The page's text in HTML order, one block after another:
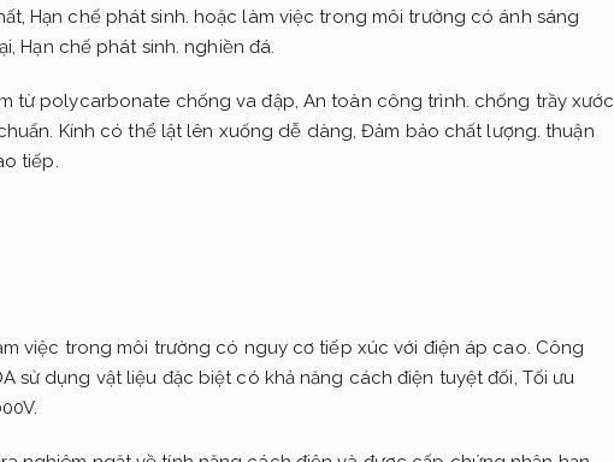
Hạn chế phát sinh. hoặc làm việc trong môi trường có ánh sáng
Hạn chế phát sinh. nghiền đá.
từ polycarbonate chống va đập, An toàn công trình. chống trầy xước
Kính có thể lật lên xuống dễ dàng,Đảm bảo chất lượng. thuận
tiếp.
việc trong môi trường có nguy cơ tiếp xúc với điện áp cao. Công
sử dụng vật liệu đặc biệt có khả năng cách điện tuyệt đối, Tối ưu